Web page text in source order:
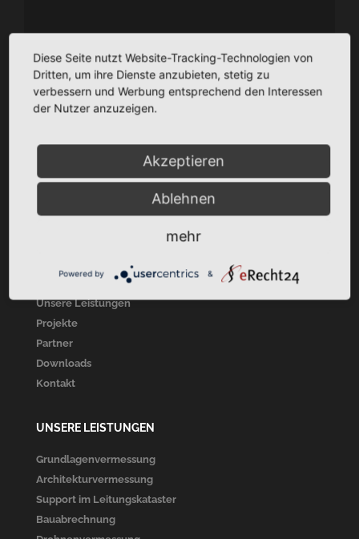
GEOTOP
Ingenieurvermessung und Architekturvermessung - CAD-
TaCSy/MaUSy/GolfMan: Technisches
Liegenschaftsmanagement
Unsere Leistungen
Projekte
Partner
Downloads
Kontakt
UNSERE LEISTUNGEN
Grundlagenvermessung
Architekturvermessung
Support im Leitungskataster
Bauabrechnung
Diese Seite nutzt Website-Tracking-Technologien von
Dritten, um ihre Dienste anzubieten, stetig zu
verbessern und Werbung entsprechend den Interessen
der Nutzer anzuzeigen.
Akzeptieren
Ablehnen
mehr
Powered by &